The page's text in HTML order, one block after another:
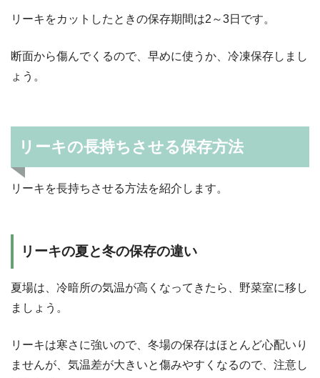
リーキをカットしたときの保存期間は2～3日です。
断面から傷んでくるので、早めに使うか、冷凍保存しまし
ょう。
リーキの長持ちさせる保存方法
リーキを長持ちさせる方法を紹介します。
リーキの夏と冬の保存の違い
夏場は、冷暗所の気温が高くなってきたら、野菜室に移し
ましょう。
リーキは寒さに強いので、冬場の保存はほとんど心配いり
ませんが、気温差が大きいと傷みやすくなるので、注意し